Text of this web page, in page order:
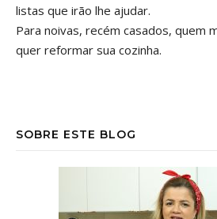
listas que irão lhe ajudar.
Para noivas, recém casados, quem
quer reformar sua cozinha.
SOBRE ESTE BLOG